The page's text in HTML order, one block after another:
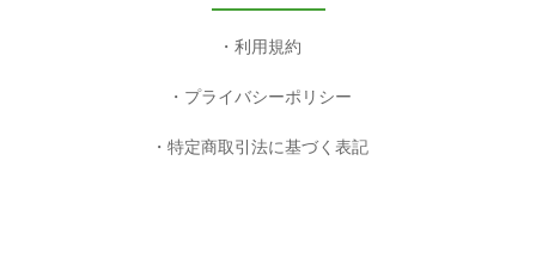
利用規約
プライバシーポリシー
特定商取引法に基づく表記